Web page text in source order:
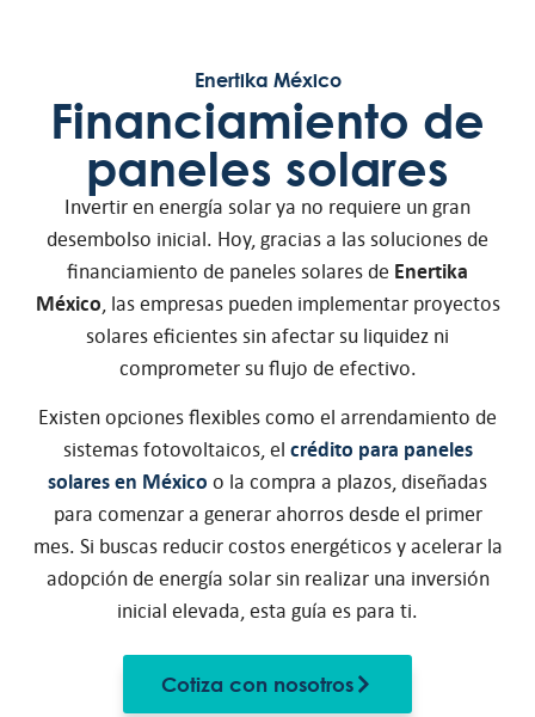
Enertika México
Financiamiento de
paneles solares
Invertir en energía solar ya no requiere un gran
desembolso inicial. Hoy, gracias a las soluciones de
financiamiento de paneles solares de Enertika
México, las empresas pueden implementar proyectos
solares eficientes sin afectar su liquidez ni
comprometer su flujo de efectivo.
Existen opciones flexibles como el arrendamiento de
sistemas fotovoltaicos, el crédito para paneles
solares en México o la compra a plazos, diseñadas
para comenzar a generar ahorros desde el primer
mes. Si buscas reducir costos energéticos y acelerar la
adopción de energía solar sin realizar una inversión
inicial elevada, esta guía es para ti.
Cotiza con nosotros